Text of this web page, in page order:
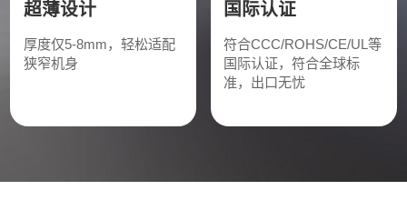
超薄设计
厚度仅5-8mm，轻松适配
狭窄机身
国际认证
符合CCC/ROHS/CE/UL等
国际认证，符合全球标
准，出口无忧